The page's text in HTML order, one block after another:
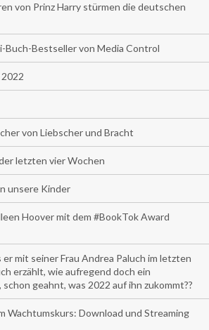
von Prinz Harry stürmen die deutschen
Buch-Bestseller von Media Control
von Liebscher und Bracht
letzten vier Wochen
unsere Kinder
Hoover mit dem #BookTok Award
mit seiner Frau Andrea Paluch im letzten
erzählt, wie aufregend doch ein
geahnt, was 2022 auf ihn zukommt??
Wachtumskurs: Download und Streaming